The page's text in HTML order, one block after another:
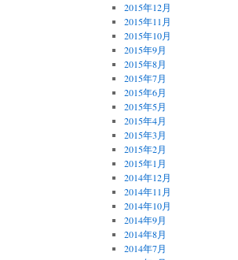
2015年12月
2015年11月
2015年10月
2015年9月
2015年8月
2015年7月
2015年6月
2015年5月
2015年4月
2015年3月
2015年2月
2015年1月
2014年12月
2014年11月
2014年10月
2014年9月
2014年8月
2014年7月